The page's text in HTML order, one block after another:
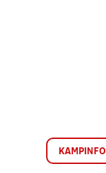
KAMPINFO